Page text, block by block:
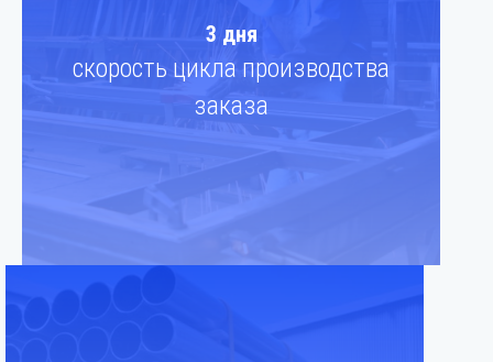
3 дня
скорость цикла производства
заказа